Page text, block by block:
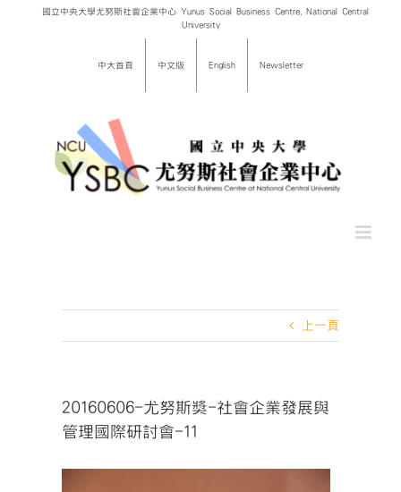
國立中央大學尤努斯社會企業中心 Yunus Social Business Centre, National Central
University
中大首頁 中文版 English Newsletter
上一頁
20160606-尤努斯獎-社會企業發展與
管理國際研討會-11